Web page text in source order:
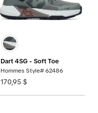
Dart 4SG - Soft Toe
Hommes Style# 62486
170,95 $